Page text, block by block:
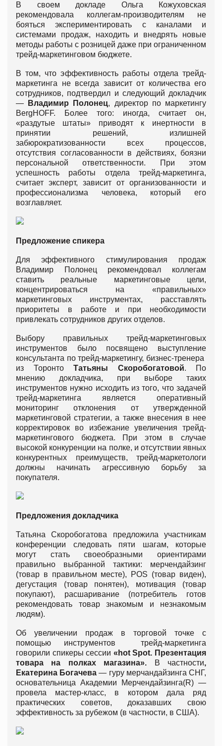
В своем докладе Ольга Кожуховская
рекомендовала коллегам-производителям не
бояться экспериментировать с каналами и
системами продаж, находить и внедрять новые
методы работы с розницей даже при ограниченном
трейд-маркетинговом бюджете.
В том, что эффективность работы отдела трейд-
маркетинга не всегда зависит от количества его
сотрудников, подтвердил и следующий докладчик
—
Владимир Полонец, директор по маркетингу
BergHOFF. Более того: иногда, считает он,
«раздутые штаты» приводят к инертности в
принятии решений, излишней
забюрократизованности всех процессов,
отсутствия согласованности в действиях, боязни
персональной ответственности. При этом
успешность работы отдела трейд-маркетинга,
считает эксперт, зависит от организованности и
профессионализма человека, который его
возглавляет.
Предложение спикера
Для эффективного стимулирования продаж
Владимир Полонец рекомендовал коллегам
ставить реальные маркетинговые цели,
концентрироваться на «правильных»
маркетинговых инструментах, расставлять
приоритеты в работе и при необходимости
привлекать сотрудников других отделов.
Выбору правильных трейд-маркетинговых
инструментов было посвящено выступление
консультанта по трейд-маркетингу, бизнес-тренера
из Торонто Татьяны Скоробогатовой. По
мнению докладчика, при выборе таких
инструментов нужно исходить из того, что задачей
трейд-маркетинга является оперативный
мониторинг отклонения от утвержденной
маркетинговой стратегии, а также внесения в нее
корректировок во избежание увеличения трейд-
маркетингового бюджета. При этом в случае
высокой конкуренции на полке, и отсутствии явных
конкурентных преимуществ, трейд-маркетологи
должны начинать агрессивную борьбу за
покупателя.
Предложения докладчика
Татьяна Скоробогатова предложила участникам
конференции следовать пяти шагам, которые
могут стать своеобразными ориентирами
правильно выбранной тактики: мерчендайзинг
(товар в правильном месте), POS (товар виден),
дегустация (товар понятен), мотивация (товар
покупают), расшаривание (потребитель готов
рекомендовать товар знакомым и незнакомым
людям).
Об увеличении продаж в торговой точке с
помощью инструментов трейд-маркетинга
говорили спикеры сессии «hot Spot. Презентация
товара на полках магазина».
В частности,
Екатерина Богачева— гуру мерчандайзинга СНГ,
основательница Академии Мерчендайзинга(R) —
провела мастер-класс, в котором дала ряд
практических советов, доказавших свою
эффективность за рубежом (в частности, в США).